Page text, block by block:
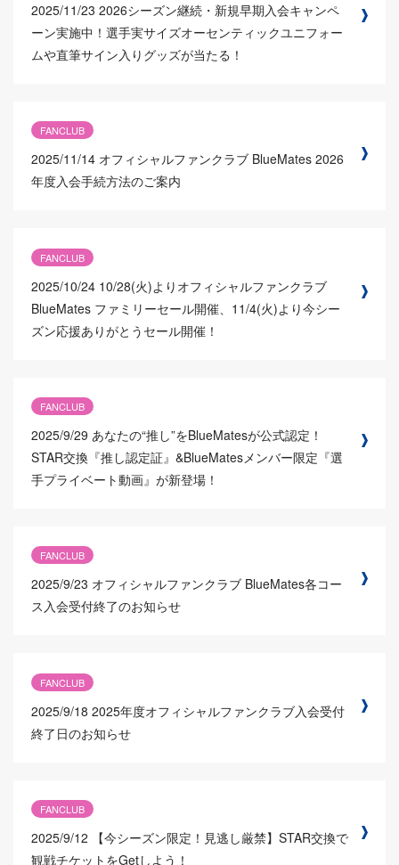
2025/11/23 2026シーズン継続・新規早期入会キャンペ
ーン実施中！選手実サイズオーセンティックユニフォー
ムや直筆サイン入りグッズが当たる！
FANCLUB
2025/11/14 オフィシャルファンクラブ BlueMates 2026
年度入会手続方法のご案内
FANCLUB
2025/10/24 10/28(火)よりオフィシャルファンクラブ
BlueMates ファミリーセール開催、11/4(火)より今シー
ズン応援ありがとうセール開催！
FANCLUB
2025/9/29 あなたの“推し”をBlueMatesが公式認定！
STAR交換『推し認定証』&BlueMatesメンバー限定『選
手プライベート動画』が新登場！
FANCLUB
2025/9/23 オフィシャルファンクラブ BlueMates各コー
ス入会受付終了のお知らせ
FANCLUB
2025/9/18 2025年度オフィシャルファンクラブ入会受付
終了日のお知らせ
FANCLUB
2025/9/12
【今シーズン限定！見逃し厳禁】STAR交換で
観戦チケットをGetしよう！